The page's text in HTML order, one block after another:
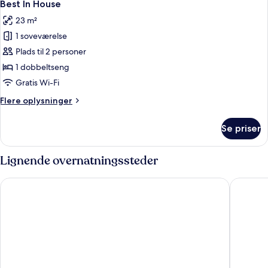
alle
billeder
af
Best
In
House
Best In House
23 m²
1 soveværelse
Plads til 2 personer
1 dobbeltseng
Gratis Wi-Fi
Flere oplysninger
Flere
In
House
Se priser
Lignende overnatningssteder
Ruby Zoe Hotel London by IHG Holiday